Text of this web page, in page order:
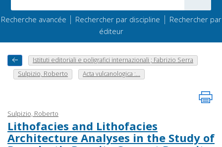
Recherche avancée | Rechercher par discipline | Rechercher par
éditeur
Istituti editoriali e poligrafici internazionali ; Fabrizio Serra
Sulpizio, Roberto
Acta vulcanologica :...
Sulpizio, Roberto
Lithofacies and Lithofacies
Architecture Analyses in the Study of